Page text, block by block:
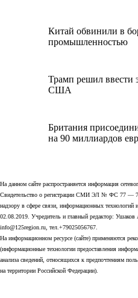
Китай обвинили в
промышленностью
Трамп решил ввести
США
Британия
на 90 миллиардов
На данном сайте распространяется информация
Свидетельство о регистрации СМИ ЭЛ № ФС 77 —
надзору в сфере связи, информационных
02.08.2019. Учредитель и главный редактор:
info@125region.ru, тел.+79025056767.
На информационном ресурсе (сайте) применяются
(информационные технологии предоставления
анализа сведений, относящихся к предпочтениям
на территории Российской Федерации).